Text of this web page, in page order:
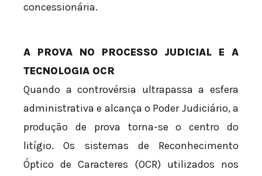
concessionária.
A PROVA NO PROCESSO JUDICIAL E A
TECNOLOGIA OCR
Quando a controvérsia ultrapassa a esfera
administrativa e alcança o Poder Judiciário, a
produção de prova torna-se o centro do
litígio. Os sistemas de Reconhecimento
Óptico de Caracteres (OCR) utilizados nos